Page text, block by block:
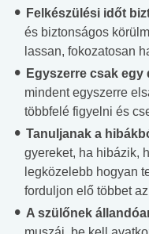
Felkészülési időt
és biztonságos
lassan, fokozatosan
Egyszerre csak
mindent egyszerre
többfelé figyelni és
Tanuljanak a
gyereket, ha hibázik,
legközelebb hogyan
forduljon elő többet
A szülőnek